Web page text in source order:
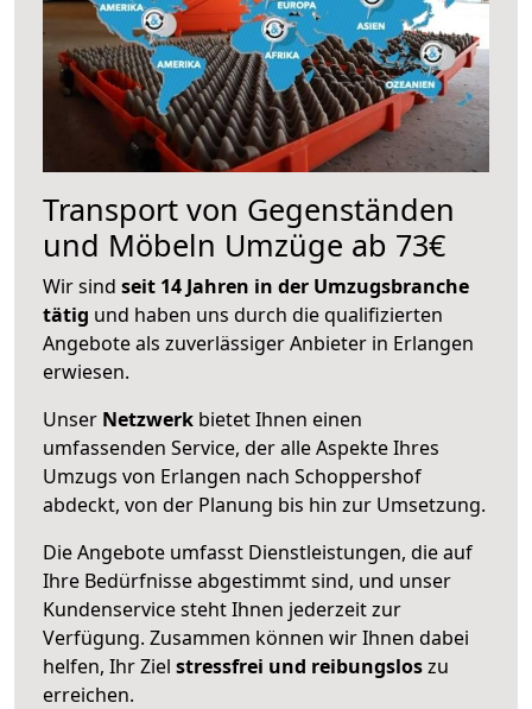
Transport von Gegenständen
und Möbeln Umzüge ab 73€
Wir sind seit 14 Jahren in der Umzugsbranche
tätig und haben uns durch die qualifizierten
Angebote als zuverlässiger Anbieter in Erlangen
erwiesen.
Unser Netzwerk bietet Ihnen einen
umfassenden Service, der alle Aspekte Ihres
Umzugs von Erlangen nach Schoppershof
abdeckt, von der Planung bis hin zur Umsetzung.
Die Angebote umfasst Dienstleistungen, die auf
Ihre Bedürfnisse abgestimmt sind, und unser
Kundenservice steht Ihnen jederzeit zur
Verfügung. Zusammen können wir Ihnen dabei
helfen, Ihr Ziel stressfrei und reibungsloszu
erreichen.